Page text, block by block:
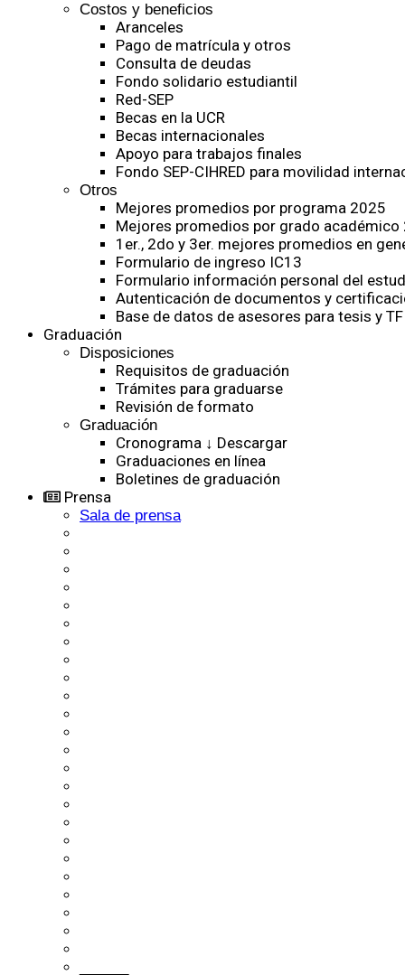
Costos y beneficios
Aranceles
Pago de matrícula y otros
Consulta de deudas
Fondo solidario estudiantil
Red-SEP
Becas en la UCR
Becas internacionales
Apoyo para trabajos finales
Fondo SEP-CIHRED para movilidad
Otros
Mejores promedios por programa 2025
Mejores promedios por grado académico
1er., 2do y 3er. mejores promedios en
Formulario de ingreso IC13
Formulario información personal del
Autenticación de documentos y
Base de datos de asesores para tesis y
Graduación
Disposiciones
Requisitos de graduación
Trámites para graduarse
Revisión de formato
Graduación
Cronograma ↓ Descargar
Graduaciones en línea
Boletines de graduación
Prensa
Sala de prensa